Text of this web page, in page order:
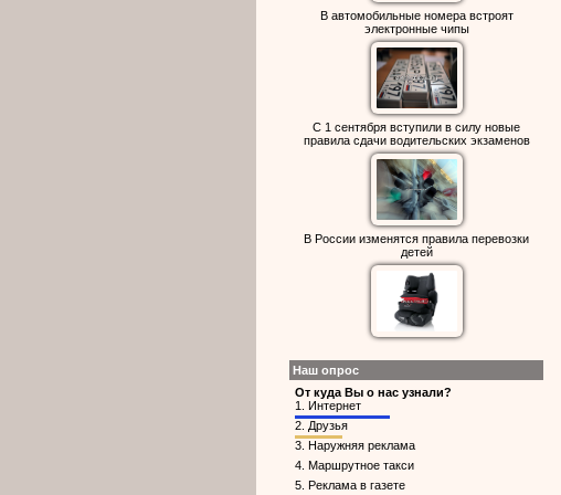
В автомобильные номера встроят
электронные чипы
С 1 сентября вступили в силу новые
правила сдачи водительских экзаменов
В России изменятся правила перевозки
детей
Наш опрос
От куда Вы о нас узнали?
1. Интернет
2. Друзья
3. Наружняя реклама
4. Маршрутное такси
5. Реклама в газете